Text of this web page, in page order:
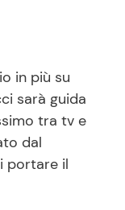
in più su
sarà guida
tra tv e
dal
portare il